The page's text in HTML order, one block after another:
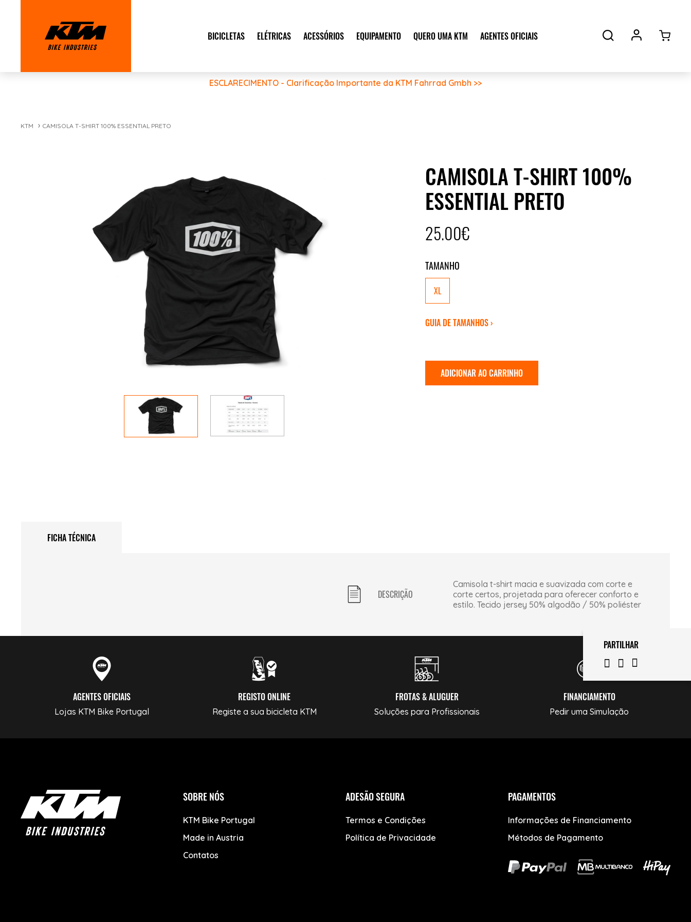
BICICLETAS ELÉTRICAS ACESSÓRIOS EQUIPAMENTO QUERO UMA KTM AGENTES OFICIAIS
ESCLARECIMENTO - Clarificação Importante da KTM Fahrrad Gmbh >>
KTM CAMISOLA T-SHIRT 100% ESSENTIAL PRETO
PARTILHAR
CAMISOLA T-SHIRT 100%
ESSENTIAL PRETO
25.00€
TAMANHO
XL
GUIA DE TAMANHOS ›
ADICIONAR AO CARRINHO
FICHA TÉCNICA
DESCRIÇÃO
Camisola t-shirt macia e suavizada com corte e
corte certos, projetada para oferecer conforto e
estilo. Tecido jersey 50% algodão / 50% poliéster
AGENTES OFICIAIS
Lojas KTM Bike Portugal
REGISTO ONLINE
Registe a sua bicicleta KTM
FROTAS & ALUGUER
Soluções para Profissionais
FINANCIAMENTO
Pedir uma Simulação
SOBRE NÓS
KTM Bike Portugal
Made in Austria
Contatos
ADESÃO SEGURA
Termos e Condições
Política de Privacidade
PAGAMENTOS
Informações de Financiamento
Métodos de Pagamento